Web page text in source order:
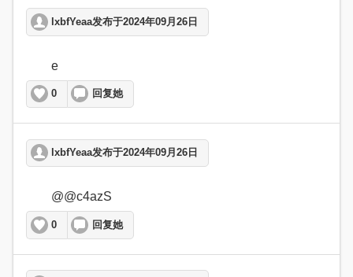
lxbfYeaa发布于2024年09月26日
	e
0 回复她
lxbfYeaa发布于2024年09月26日
	@@c4azS
0 回复她